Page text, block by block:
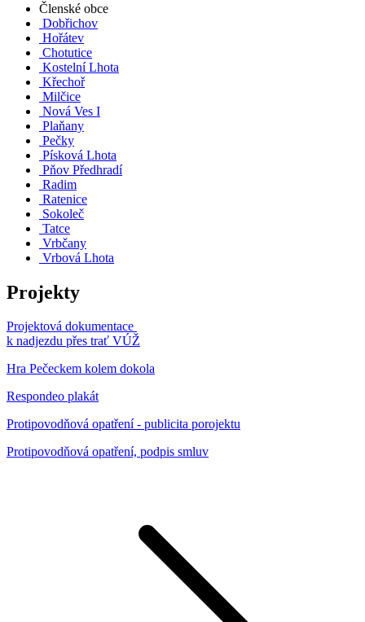
Členské obce
Dobřichov
Hořátev
Chotutice
Kostelní Lhota
Křechoř
Milčice
Nová Ves I
Plaňany
Pečky
Písková Lhota
Pňov Předhradí
Radim
Ratenice
Sokoleč
Tatce
Vrbčany
Vrbová Lhota
Projekty
Projektová dokumentace
k nadjezdu přes trať VÚŽ
Hra Pečeckem kolem dokola
Respondeo plakát
Protipovodňová opatření - publicita porojektu
Protipovodňová opatření, podpis smluv